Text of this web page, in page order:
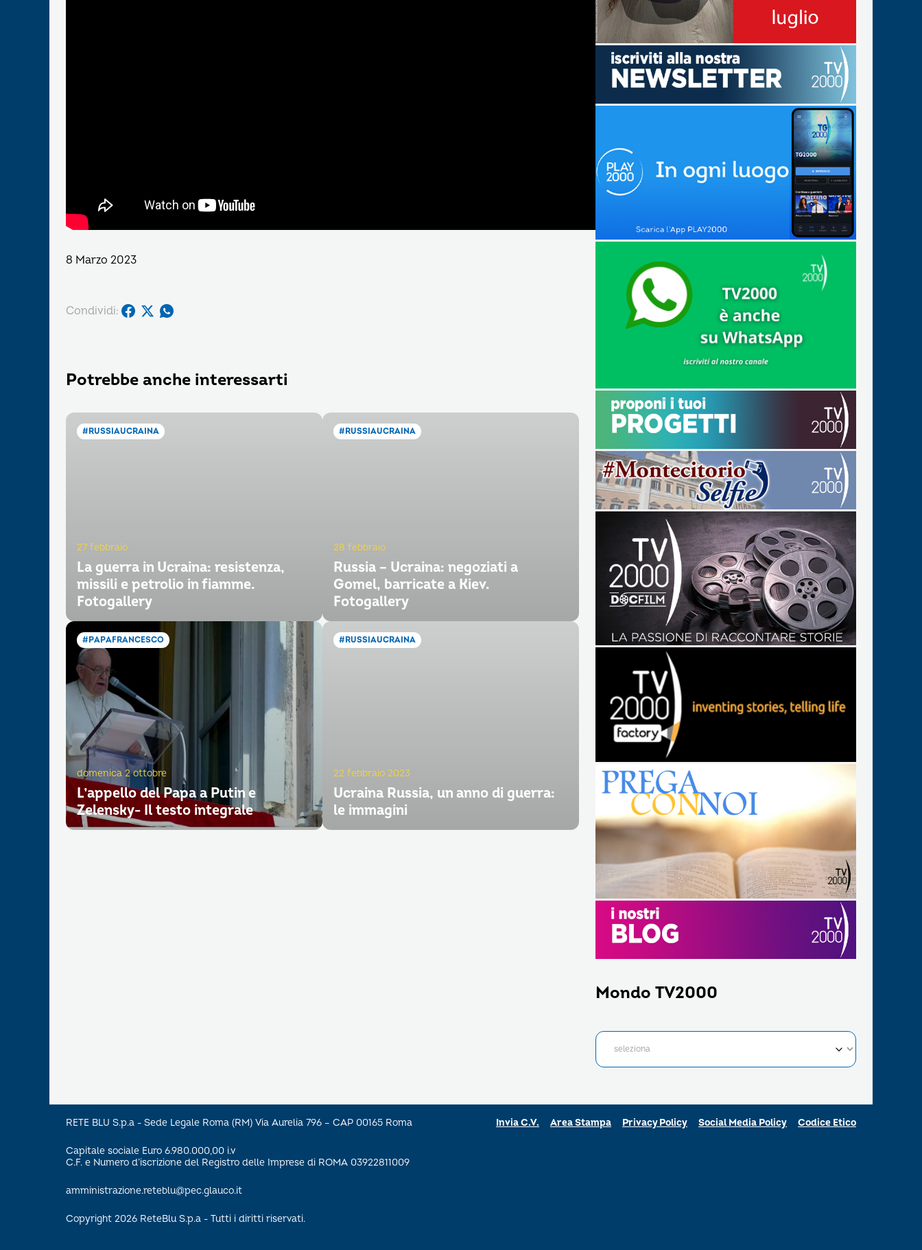
8 Marzo 2023
Condividi:
Potrebbe anche interessarti
#RUSSIAUCRAINA
27 febbraio
La guerra in Ucraina: resistenza,
missili e petrolio in fiamme.
Fotogallery
#RUSSIAUCRAINA
28 febbraio
Russia – Ucraina: negoziati a
Gomel, barricate a Kiev.
Fotogallery
#PAPAFRANCESCO
domenica 2 ottobre
L’appello del Papa a Putin e
Zelensky- Il testo integrale
#RUSSIAUCRAINA
22 febbraio 2023
Ucraina Russia, un anno di guerra:
le immagini
Mondo TV2000
RETE BLU S.p.a - Sede Legale Roma (RM) Via Aurelia 796 – CAP 00165 Roma
Capitale sociale Euro 6.980.000,00 i.v
C.F. e Numero d’iscrizione del Registro delle Imprese di ROMA 03922811009
amministrazione.reteblu@pec.glauco.it
Copyright 2026 ReteBlu S.p.a - Tutti i diritti riservati.
Invia C.V. Area Stampa Privacy Policy Social Media Policy Codice Etico